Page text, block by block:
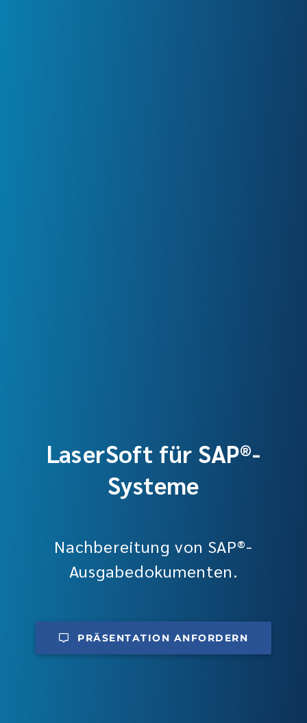
LaserSoft für SAP®-
Systeme
Nachbereitung von SAP®-
Ausgabedokumenten.
PRÄSENTATION ANFORDERN